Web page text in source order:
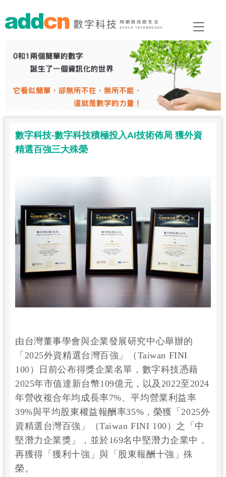
數字科技-數字科技積極投入AI技術佈局 獲外資
精選百強三大殊榮
由台灣董事學會與企業發展研究中心舉辦的
「2025外資精選台灣百強」（Taiwan FINI
100）日前公布得獎企業名單，數字科技憑藉
2025年市值達新台幣109億元，以及2022至2024
年營收複合年均成長率7%、平均營業利益率
39%與平均股東權益報酬率35%，榮獲「2025外
資精選台灣百強」（Taiwan FINI 100）之「中
堅潛力企業獎」，並於169名中堅潛力企業中，
再獲得「獲利十強」與「股東報酬十強」殊
榮。